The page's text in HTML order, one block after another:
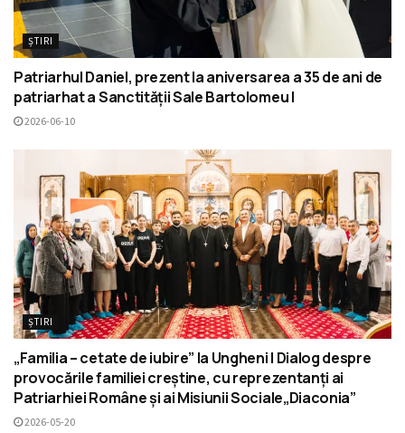
ȘTIRI
Patriarhul Daniel, prezent la aniversarea a 35 de ani de
patriarhat a Sanctității Sale Bartolomeu I
2026-06-10
ȘTIRI
„Familia – cetate de iubire” la Ungheni | Dialog despre
provocările familiei creștine, cu reprezentanți ai
Patriarhiei Române și ai Misiunii Sociale„Diaconia”
2026-05-20